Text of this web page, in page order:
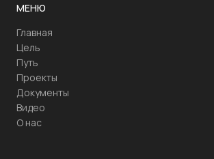
МЕНЮ
Главная
Цель
Путь
Проекты
Документы
Видео
О нас